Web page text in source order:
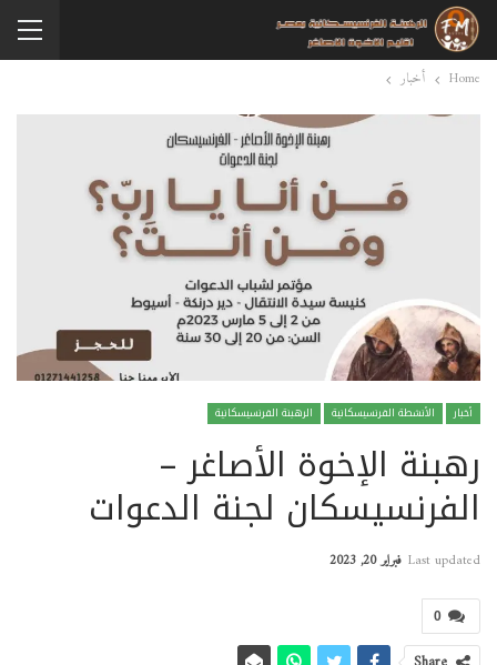
Home أخبار
أخبار الأنشطة الفرنسيسكانية الرهبنة الفرنسيسكانية
رهبنة الإخوة الأصاغر –
الفرنسيسكان لجنة الدعوات
Last updated فبراير 20, 2023
0